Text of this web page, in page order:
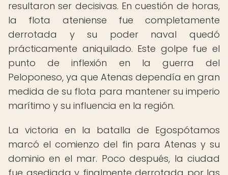
resultaron ser decisivas. En cuestión de horas,
la flota ateniense fue completamente
derrotada y su poder naval quedó
prácticamente aniquilado. Este golpe fue el
punto de inflexión en la guerra del
Peloponeso, ya que Atenas dependía en gran
medida de su flota para mantener su imperio
marítimo y su influencia en la región.
La victoria en la batalla de Egospótamos
marcó el comienzo del fin para Atenas y su
dominio en el mar. Poco después, la ciudad